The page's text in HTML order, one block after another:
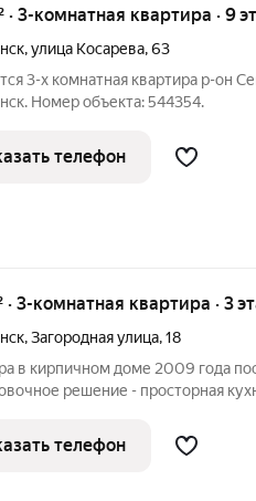
· 3-комнатная квартира · 9
,улица Косарева,63
3-х комнатная квартира р-он
Номер объекта: 544354.
телефон
· 3-комнатная квартира · 3
,Загородная улица,18
в кирпичном доме 2009 года
решение - просторная
две отдельные комнаты (18
зоне
телефон